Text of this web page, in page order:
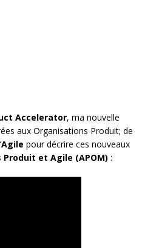
Accelerator, ma nouvelle
aux Organisations Produit; de
Agile pour décrire ces nouveaux
et Agile (APOM) :